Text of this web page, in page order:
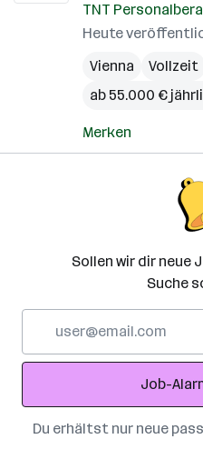
TNT
Heute
Vienna
Vollzeit
ab 55.000 €
Merken
Sollen wir dir neue
Suche
Adresse
Job-
Du erhältst nur neue